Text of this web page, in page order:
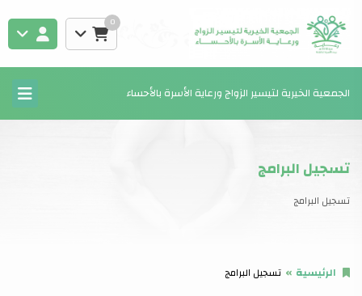
0
الجمعية الخيرية لتيسير الزواج ورعاية الأسرة بالأحساء
تسجيل البرامج
تسجيل البرامج
الرئيسية تسجيل البرامج